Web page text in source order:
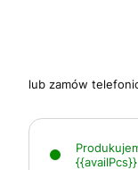
lub zamów
{{availPcs}}